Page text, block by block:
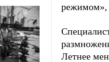
режимом»,
Летнее